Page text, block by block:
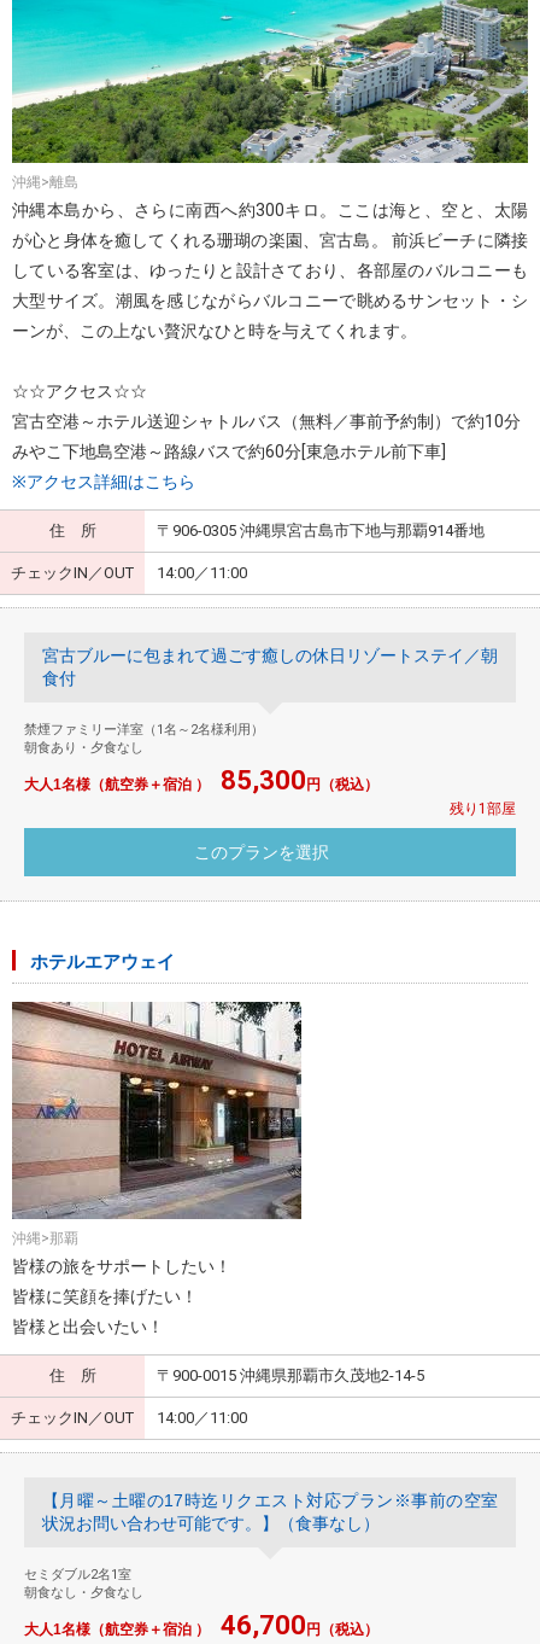
沖縄>離島
沖縄本島から、さらに南西へ約300キロ。ここは海と、空と、太陽
が心と身体を癒してくれる珊瑚の楽園、宮古島。 前浜ビーチに隣接
している客室は、ゆったりと設計さており、各部屋のバルコニーも
大型サイズ。潮風を感じながらバルコニーで眺めるサンセット・シ
ーンが、この上ない贅沢なひと時を与えてくれます。
☆☆アクセス☆☆
宮古空港～ホテル送迎シャトルバス（無料／事前予約制）で約10分
みやこ下地島空港～路線バスで約60分[東急ホテル前下車]
※アクセス詳細はこちら
住 所 〒906-0305 沖縄県宮古島市下地与那覇914番地
チェックIN／OUT 14:00／11:00
宮古ブルーに包まれて過ごす癒しの休日リゾートステイ／朝
食付
禁煙ファミリー洋室（1名～2名様利用）
朝食あり・夕食なし
大人1名様（航空券＋宿泊 ） 85,300 円（税込）
残り1部屋
ホテルエアウェイ
沖縄>那覇
皆様の旅をサポートしたい！
皆様に笑顔を捧げたい！
皆様と出会いたい！
住 所 〒900-0015 沖縄県那覇市久茂地2-14-5
チェックIN／OUT 14:00／11:00
【月曜～土曜の17時迄リクエスト対応プラン※事前の空室
状況お問い合わせ可能です。】（食事なし）
セミダブル2名1室
朝食なし・夕食なし
大人1名様（航空券＋宿泊 ） 46,700 円（税込）